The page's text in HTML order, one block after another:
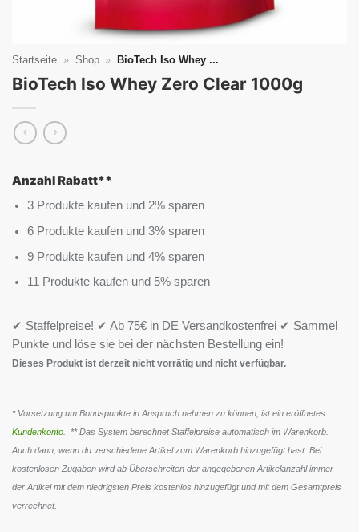
Startseite » Shop » BioTech Iso Whey ...
BioTech Iso Whey Zero Clear 1000g
Anzahl Rabatt**
3 Produkte kaufen und 2% sparen
6 Produkte kaufen und 3% sparen
9 Produkte kaufen und 4% sparen
11 Produkte kaufen und 5% sparen
✔ Staffelpreise! ✔ Ab 75€ in DE Versandkostenfrei ✔ Sammel
Punkte und löse sie bei der nächsten Bestellung ein!
Dieses Produkt ist derzeit nicht vorrätig und nicht verfügbar.
* Vorsetzung um Bonuspunkte in Anspruch nehmen zu können, ist ein eröffnetes
Kundenkonto . ** Das System berechnet Staffelpreise automatisch im Warenkorb.
Auch dann, wenn du verschiedene Artikel zum Warenkorb hinzugefügt hast. Bei
kostenlosen Zugaben wird ab Überschreiten der angegebenen Artikelanzahl immer
der Artikel mit dem niedrigsten Preis kostenlos hinzugefügt und mit dem Gesamtpreis
verrechnet.